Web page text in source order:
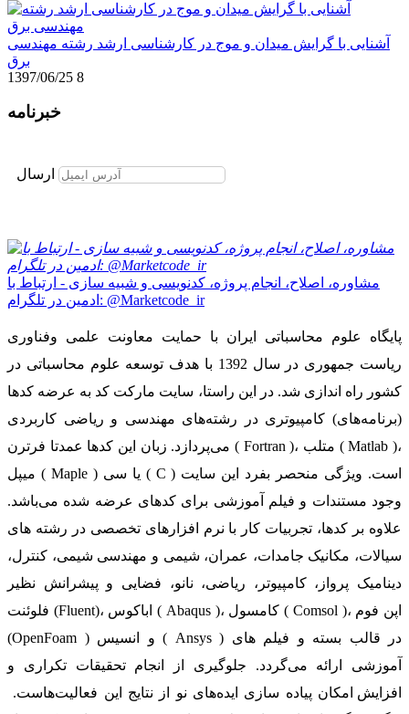
آشنایی با گرایش میدان و موج در کارشناسی ارشد رشته مهندسی
برق
1397/06/25 8
خبرنامه
ارسال
مشاوره، اصلاح، انجام پروژه، کدنویسی و شبیه سازی - ارتباط با
ادمین در تلگرام: @Marketcode_ir
پایگاه علوم محاسباتی ایران با حمایت معاونت علمی وفناوری
ریاست جمهوری در سال 1392 با هدف توسعه علوم محاسباتی در
کشور راه اندازی شد. در این راستا، سایت مارکت کد به عرضه کدها
(برنامه‌های) کامپیوتری در رشته‌های مهندسی و ریاضی کاربردی
می‌پردازد. زبان این کدها عمدتا فرترن ( Fortran )، متلب ( Matlab )،
میپل ( Maple ) یا سی ( C ) است. ویژگی منحصر بفرد این سایت
وجود مستندات و فیلم آموزشی برای کدهای عرضه شده می‌باشد.
علاوه بر کدها، تجربیات کار با نرم افزارهای تخصصی در رشته های
سیالات، مکانیک جامدات، عمران، شیمی و مهندسی شیمی، کنترل،
دینامیک پرواز، کامپیوتر، ریاضی، نانو، فضایی و پیشرانش نظیر
فلوئنت (Fluent)، اباکوس ( Abaqus )، کامسول ( Comsol )، اپن فوم
(OpenFoam ) و انسیس ( Ansys ) در قالب بسته‌ و فیلم های
آموزشی ارائه می‌گردد. جلوگیری از انجام تحقیقات تکراری و
افزایش امکان پیاده سازی ایده‌های نو از نتایج این فعالیت‌هاست.